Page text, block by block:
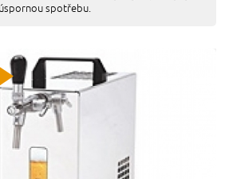
spotřebu.